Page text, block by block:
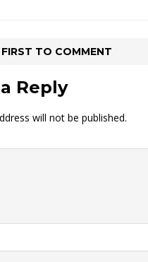
TO COMMENT
Reply
will not be published.